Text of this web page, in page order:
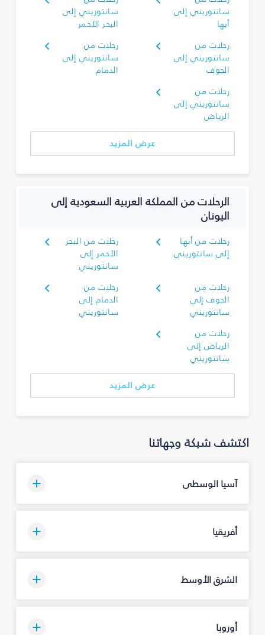
سانتوريني إلى
أبها
سانتوريني إلى
البحر الأحمر
رحلات من
سانتوريني إلى
الجوف
رحلات من
سانتوريني إلى
الدمام
رحلات من
سانتوريني إلى
الرياض
عرض المزيد
الرحلات من المملكة العربية السعودية إلى
اليونان
رحلات من أبها
إلى سانتوريني
رحلات من البحر
الأحمر إلى
سانتوريني
رحلات من
الجوف إلى
سانتوريني
رحلات من
الدمام إلى
سانتوريني
رحلات من
الرياض إلى
سانتوريني
عرض المزيد
اكتشف شبكة وجهاتنا
آسيا الوسطى
أفريقيا
الشرق الأوسط
أوروبا